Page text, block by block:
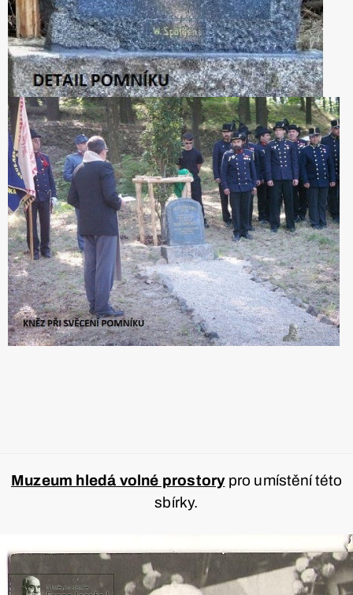
Muzeum hledá volné prostorypro umístění této
sbírky.